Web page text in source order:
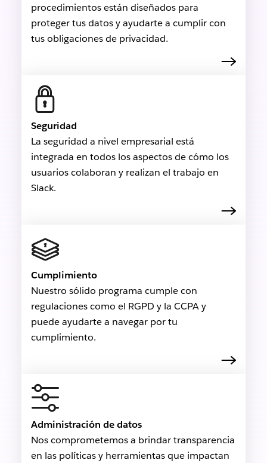
procedimientos están diseñados para
proteger tus datos y ayudarte a cumplir con
tus obligaciones de privacidad.
Seguridad
La seguridad a nivel empresarial está
integrada en todos los aspectos de cómo los
usuarios colaboran y realizan el trabajo en
Slack.
Cumplimiento
Nuestro sólido programa cumple con
regulaciones como el RGPD y la CCPA y
puede ayudarte a navegar por tu
cumplimiento.
Administración de datos
Nos comprometemos a brindar transparencia
en las políticas y herramientas que impactan